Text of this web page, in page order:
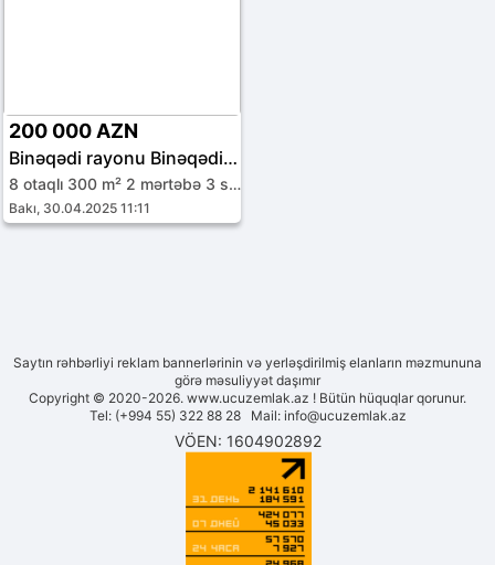
200 000 AZN
Binəqədi rayonu Binəqədi qəs.
8 otaqlı 300 m² 2 mərtəbə 3 sot
Bakı, 30.04.2025 11:11
Saytın rəhbərliyi reklam bannerlərinin və yerləşdirilmiş elanların məzmununa
görə məsuliyyət daşımır
Copyright © 2020-2026. www.ucuzemlak.az ! Bütün hüquqlar qorunur.
Tel: (+994 55) 322 88 28 Mail: info@ucuzemlak.az
VÖEN: 1604902892